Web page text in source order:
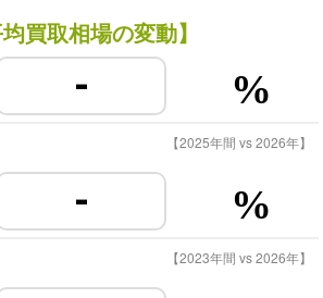
均買取相場の変動】
- %
【2025年間 vs 2026年】
- %
【2023年間 vs 2026年】